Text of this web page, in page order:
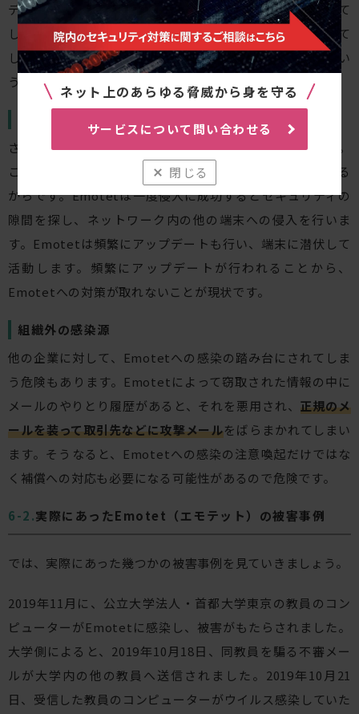
データが暗号化されてしまい、デバイスが使用不可になって
しまう場合があります。巧妙にも、どんな情報を窃取されて
しまったのか、また何が原因だったのかを調査できないとい
うケースもあるので危険です。
さらに、他の端末にEmotetが伝染する可能性があります。
これは、Emotetに自己増殖するワーム機能が備わっている
からです。Emotetは一度侵入に成功するとセキュリティの
隙間を探し、ネットワーク内の他の端末への侵入を行いま
す。Emotetは頻繁にアップデートも行い、端末に潜伏して
活動します。頻繁にアップデートが行われることから、
Emotetへの対策が取れないことが現状です。
組織外の感染源
他の企業に対して、Emotetへの感染の踏み台にされてしま
う危険もあります。Emotetによって窃取された情報の中に
メールのやりとり履歴があると、それを悪用され、 正規のメ
ールを装って取引先などに攻撃メールをばらまかれてしまい
ます。そうなると、Emotetへの感染の注意喚起だけではな
く補償への対応も必要になる可能性があるので危険です。
実際にあったEmotet（エモテット）の被害事例
では、実際にあった幾つかの被害事例を見ていきましょう。
2019年11月に、公立大学法人・首都大学東京の教員のコン
ピューターがEmotetに感染し、被害がもたらされました。
大学側によると、2019年10月18日、同教員を騙る不審メー
ルが大学内の他の教員へ送信されました。2019年10月21
日、受信した教員のコンピューターがウイルス感染していた
ネット上のあらゆる脅威から身を守る
サービスについて問い合わせる
閉じる